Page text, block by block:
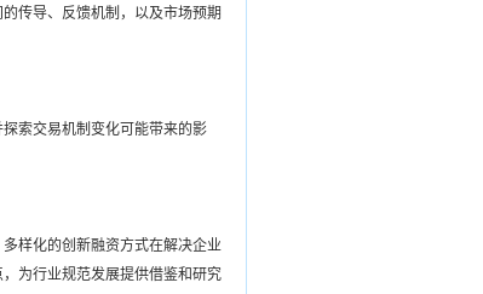
传导、反馈机制，以及市场预期
索交易机制变化可能带来的影
样化的创新融资方式在解决企业
为行业规范发展提供借鉴和研究